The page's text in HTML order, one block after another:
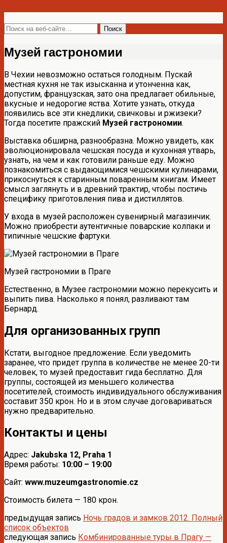
Музей гастрономии
В Чехии невозможно остаться голодным. Пускай
местная кухня не так изысканна и утонченна как,
допустим, французская, зато она предлагает обильные,
вкусные и недорогие яства. Хотите узнать, откуда
появились все эти кнедлики, свичковы и ржизеки?
Тогда посетите пражский Музей гастрономии.
Выставка обширна, разнообразна. Можно увидеть, как
эволюционировала чешская посуда и кухонная утварь,
узнать, на чем и как готовили раньше еду. Можно
познакомиться с выдающимися чешскими кулинарами,
прикоснуться к старинным поваренным книгам. Имеет
смысл заглянуть и в древний трактир, чтобы постичь
специфику приготовления пива и дистиллятов.
У входа в музей расположен сувенирный магазинчик.
Можно приобрести аутентичные поварские колпаки и
типичные чешские фартуки.
Музей гастрономии в Праге
Естественно, в Музее гастрономии можно перекусить и
выпить пива. Насколько я понял, разливают там
Бернард.
Для организованных групп
Кстати, выгодное предложение. Если уведомить
заранее, что придет группа в количестве не менее 20-ти
человек, то музей предоставит гида бесплатно. Для
группы, состоящей из меньшего количества
посетителей, стоимость индивидуального обслуживания
составит 350 крон. Но и в этом случае договариваться
нужно предварительно.
Контакты и цены
Адрес: Jakubska 12, Praha 1
Время работы: 10:00 – 19:00
Сайт: www.muzeumgastronomie.cz
Стоимость билета — 180 крон.
предыдущая запись Ночь градов и замков 2012. Полный
список объектов
следующая запись Комбинированные туры в Прагу —